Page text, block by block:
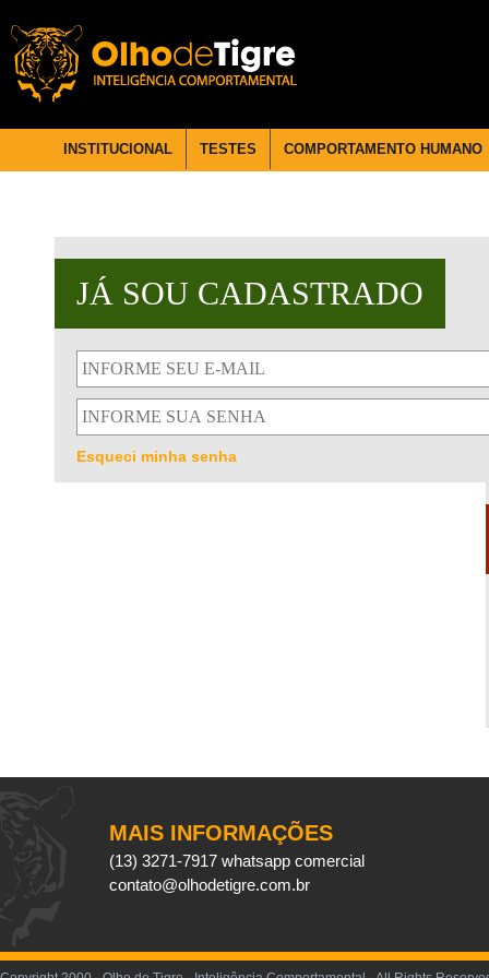
INSTITUCIONAL TESTES COMPORTAMENTO HUMANO
JÁ SOU CADASTRADO
Esqueci minha senha
MAIS INFORMAÇÕES
(13) 3271-7917 whatsapp comercial
contato@olhodetigre.com.br